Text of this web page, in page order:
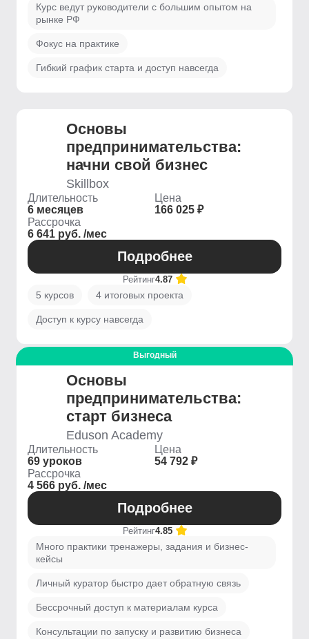
Курс ведут руководители с большим опытом на
рынке РФ
Фокус на практике
Гибкий график старта и доступ навсегда
Основы
предпринимательства:
начни свой бизнес
Skillbox
Длительность
6 месяцев
Цена
166 025 ₽
Рассрочка
6 641 руб. /мес
Подробнее
Рейтинг4.87
5 курсов 4 итоговых проекта
Доступ к курсу навсегда
Выгодный
Основы
предпринимательства:
старт бизнеса
Eduson Academy
Длительность
69 уроков
Цена
54 792 ₽
Рассрочка
4 566 руб. /мес
Подробнее
Рейтинг4.85
Много практики тренажеры, задания и бизнес-
кейсы
Личный куратор быстро дает обратную связь
Бессрочный доступ к материалам курса
Консультации по запуску и развитию бизнеса